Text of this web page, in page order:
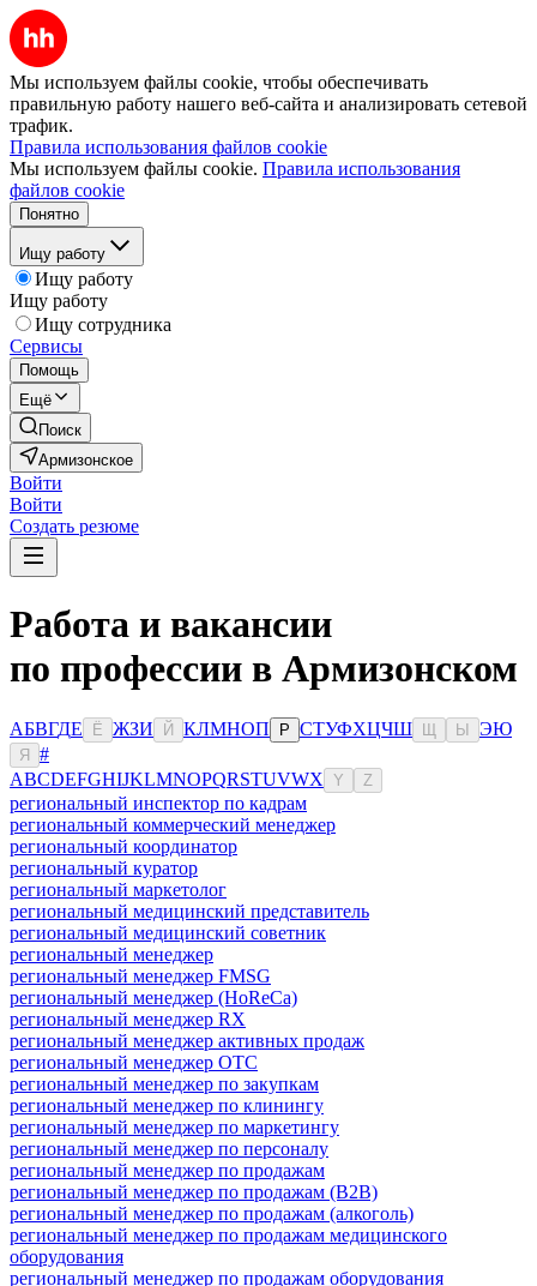
Мы используем файлы cookie, чтобы обеспечивать
правильную работу нашего веб-сайта и анализировать сетевой
трафик.
Правила использования файлов cookie
Мы используем файлы cookie. Правила использования
файлов cookie
Понятно
Ищу работу
Ищу работу
Ищу работу
Ищу сотрудника
Сервисы
Помощь
Ещё
Поиск
Армизонское
Войти
Войти
Создать резюме
Работа и вакансии
по профессии в Армизонском
АБВГДЕ Ё ЖЗИ Й КЛМНОП Р СТУФХЦЧШ Ы ЭЮ
Я
#
ABCDEFGHIJKLMNOPQRSTUVWX Y Z
региональный инспектор по кадрам
региональный коммерческий менеджер
региональный координатор
региональный куратор
региональный маркетолог
региональный медицинский представитель
региональный медицинский советник
региональный менеджер
региональный менеджер FMSG
региональный менеджер (HoReCa)
региональный менеджер RX
региональный менеджер активных продаж
региональный менеджер ОТС
региональный менеджер по закупкам
региональный менеджер по клинингу
региональный менеджер по маркетингу
региональный менеджер по персоналу
региональный менеджер по продажам
региональный менеджер по продажам (B2B)
региональный менеджер по продажам (алкоголь)
региональный менеджер по продажам медицинского
оборудования
региональный менеджер по продажам оборудования